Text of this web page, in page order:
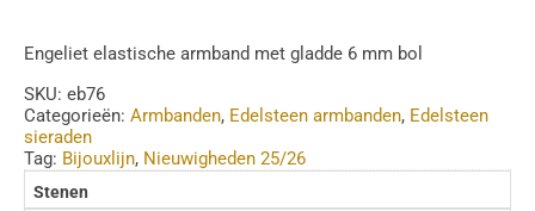
Engeliet elastische armband met gladde 6 mm bol
SKU: eb76
Categorieën: Armbanden, Edelsteen armbanden, Edelsteen
sieraden
Tag: Bijouxlijn, Nieuwigheden 25/26
Stenen